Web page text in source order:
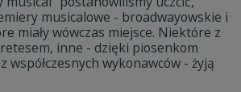
musicalowe - broadwayowskie i
miały wówczas miejsce. Niektóre z
inne - dzięki piosenkom
współczesnych wykonawców - żyją